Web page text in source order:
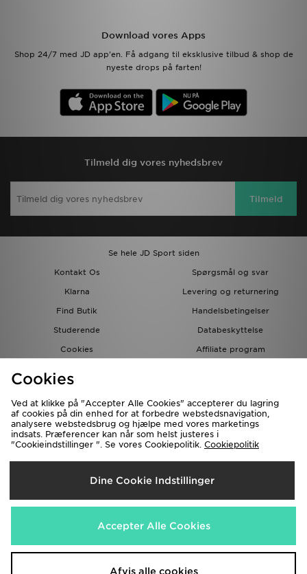
Download vores Apps
Shop 24/7 med JD app'en. Få adgang til eksklusive tilbud & shop de
nyeste drops på farten!
Tilmeld dig vores nyhedsbrev
Tilmeld
Se hele JD Sport siden
Kontakt Os
Spørgsmål og svar
Klarna
Levering og returnering
Find Butik
Handelsbetingelser
Studerende
Databeskyttelse
Cookies
Affiliate program
Forsendelse Til
Danmark
Vi accepterer de følgende betalingsmetoder
Besøg vores samarbejdspartneres websites
Cookies
Ved at klikke på "Accepter Alle Cookies" accepterer du lagring
af cookies på din enhed for at forbedre webstedsnavigation,
analysere webstedsbrug og hjælpe med vores marketings
indsats. Præferencer kan når som helst justeres i
"Cookieindstillinger ". Se vores Cookiepolitik. Cookiepolitik
Dine Cookie Indstillinger
Accepter Alle Cookies
Afvis alle cookies